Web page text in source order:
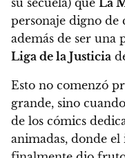
personaje digno de
además de ser una
Liga de la Justicia
Esto no comenzó
grande, sino cuando
de los cómics
animadas, donde